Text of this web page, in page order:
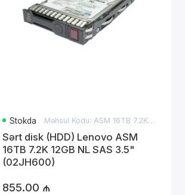
Stokda Məhsul Kodu: ASM 16TB 7.2K 12GB NL SAS 3.5"
Sərt disk (HDD) Lenovo ASM
16TB 7.2K 12GB NL SAS 3.5"
(02JH600)
855.00 ₼